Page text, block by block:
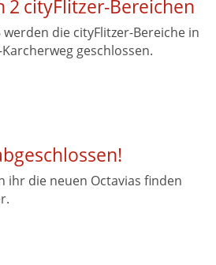
2 cityFlitzer-Bereichen
werden die cityFlitzer-Bereiche in
geschlossen.
ihr die neuen Octavias finden